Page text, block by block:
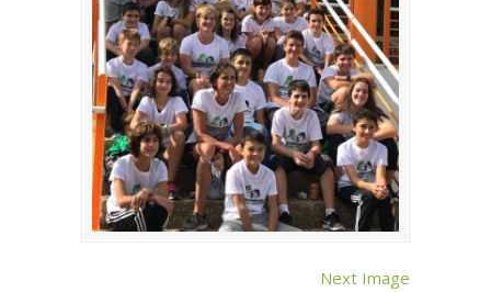
Next Image